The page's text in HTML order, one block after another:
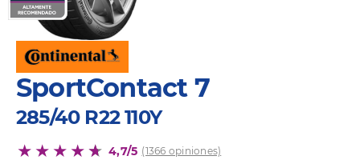
SportContact 7
285/40 R22 110Y
4,7/5 (1366 opiniones)